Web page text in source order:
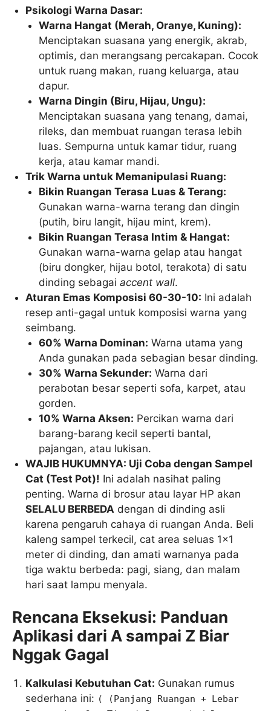
Psikologi Warna Dasar:
Warna Hangat (Merah, Oranye, Kuning):
Menciptakan suasana yang energik, akrab,
optimis, dan merangsang percakapan. Cocok
untuk ruang makan, ruang keluarga, atau
dapur.
Warna Dingin (Biru, Hijau, Ungu):
Menciptakan suasana yang tenang, damai,
rileks, dan membuat ruangan terasa lebih
luas. Sempurna untuk kamar tidur, ruang
kerja, atau kamar mandi.
Trik Warna untuk Memanipulasi Ruang:
Bikin Ruangan Terasa Luas & Terang:
Gunakan warna-warna terang dan dingin
(putih, biru langit, hijau mint, krem).
Bikin Ruangan Terasa Intim & Hangat:
Gunakan warna-warna gelap atau hangat
(biru dongker, hijau botol, terakota) di satu
dinding sebagaiaccent wall.
Aturan Emas Komposisi 60-30-10: Ini adalah
resep anti-gagal untuk komposisi warna yang
seimbang.
60% Warna Dominan: Warna utama yang
Anda gunakan pada sebagian besar dinding.
30% Warna Sekunder: Warna dari
perabotan besar seperti sofa, karpet, atau
gorden.
10% Warna Aksen: Percikan warna dari
barang-barang kecil seperti bantal,
pajangan, atau lukisan.
WAJIB HUKUMNYA: Uji Coba dengan Sampel
Cat (Test Pot)! Ini adalah nasihat paling
penting. Warna di brosur atau layar HP akan
SELALU BERBEDA dengan di dinding asli
karena pengaruh cahaya di ruangan Anda. Beli
kaleng sampel terkecil, cat area seluas 1×1
meter di dinding, dan amati warnanya pada
tiga waktu berbeda: pagi, siang, dan malam
hari saat lampu menyala.
Rencana Eksekusi: Panduan
Aplikasi dari A sampai Z Biar
Nggak Gagal
Kalkulasi Kebutuhan Cat: Gunakan rumus
sederhana ini: ( (Panjang Ruangan + Lebar